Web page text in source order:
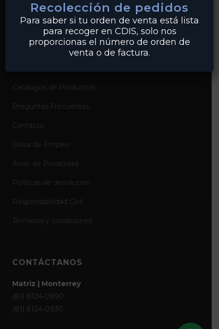
EMPRESA
Sobre Industrias Miller
Catálogos de Productos
Preguntas Frecuentes
Contacto
Bolsa de Empleo
Aviso de Privacidad
Políticas de devolución
Responsabilidad Civil
Términos y condiciones
CONTÁCTANOS
Matriz | Monterrey
(81) 8124-0890
(81) 8124-0930
Recolección de pedidos
Para saber si tu orden de venta está lista
para recoger en CDIS, solo nos
proporcionas el número de orden de
venta o de factura.